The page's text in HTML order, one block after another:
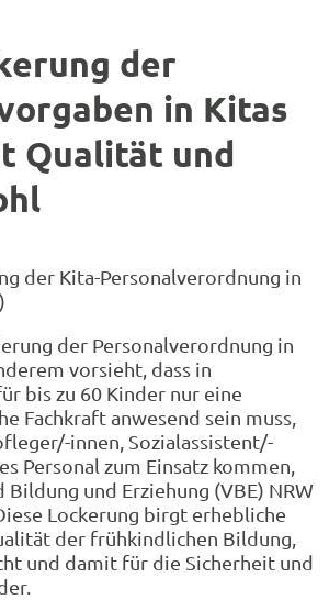
der
in Kitas
Qualität und
der Kita-Personalverordnung in
der Personalverordnung in
vorsieht, dass in
bis zu 60 Kinder nur eine
Fachkraft anwesend sein muss,
innen, Sozialassistent/-
Personal zum Einsatz kommen,
und Erziehung (VBE) NRW
Lockerung birgt erhebliche
der frühkindlichen Bildung,
und damit für die Sicherheit und